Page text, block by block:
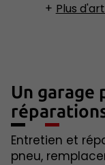
Plus
Un garage
Entretien et
pneu,